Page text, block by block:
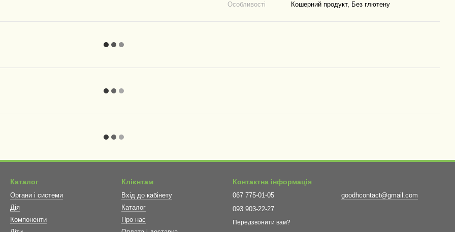
Особливості
Кошерний продукт, Без глютену
Каталог
Органи і системи
Дія
Компоненти
Клієнтам
Вхід до кабінету
Каталог
Про нас
Контактна інформація
067 775-01-05
093 903-22-27
Передзвонити вам?
goodhcontact@gmail.com